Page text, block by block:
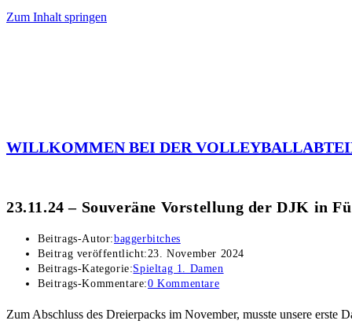
Zum Inhalt springen
WILLKOMMEN BEI DER
23.11.24 – Souveräne Vorstellung der DJK in
Beitrags-Autor:baggerbitches
Beitrag veröffentlicht: 23. November 2024
Beitrags-Kategorie:Spieltag 1. Damen
Beitrags-Kommentare:0 Kommentare
Zum Abschluss des Dreierpacks im November, musste unsere